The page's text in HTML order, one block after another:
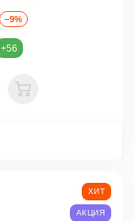
–9%
+56
В корзину
ХИТ
АКЦИЯ